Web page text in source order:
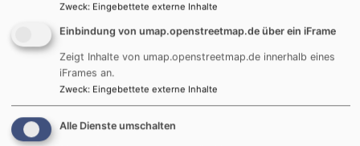
Bildrechte
Walderkundungen gehören fest dazu
Egal ob es die Matschpfützen oder die Matschküche
sind: Bei uns sind der Kreativität keine Grenzen
gesetzt. Die „Arbeit“ – so nennen die Kinder das freie
Zweck: Eingebettete externe Inhalte
Einbindung von umap.openstreetmap.de über ein iFrame
Zeigt Inhalte von umap.openstreetmap.de innerhalb eines
iFrames an.
Zweck: Eingebettete externe Inhalte
Alle Dienste umschalten